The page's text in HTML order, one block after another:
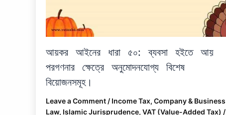
আয়কর আইনের ধারা ৫০: ব্যবসা হইতে আয়
পরগণনার ক্ষেত্রে অনুমোদনযোগ্য বিশেষ
বিয়োজনসমূহ।
Leave a Comment / Income Tax, Company & Business
Law, Islamic Jurisprudence, VAT (Value-Added Tax) /